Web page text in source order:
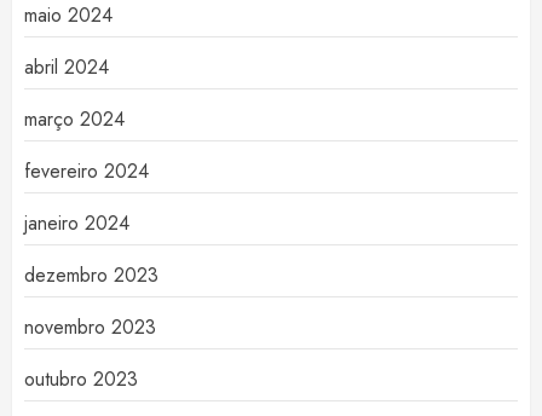
maio 2024
abril 2024
março 2024
fevereiro 2024
janeiro 2024
dezembro 2023
novembro 2023
outubro 2023